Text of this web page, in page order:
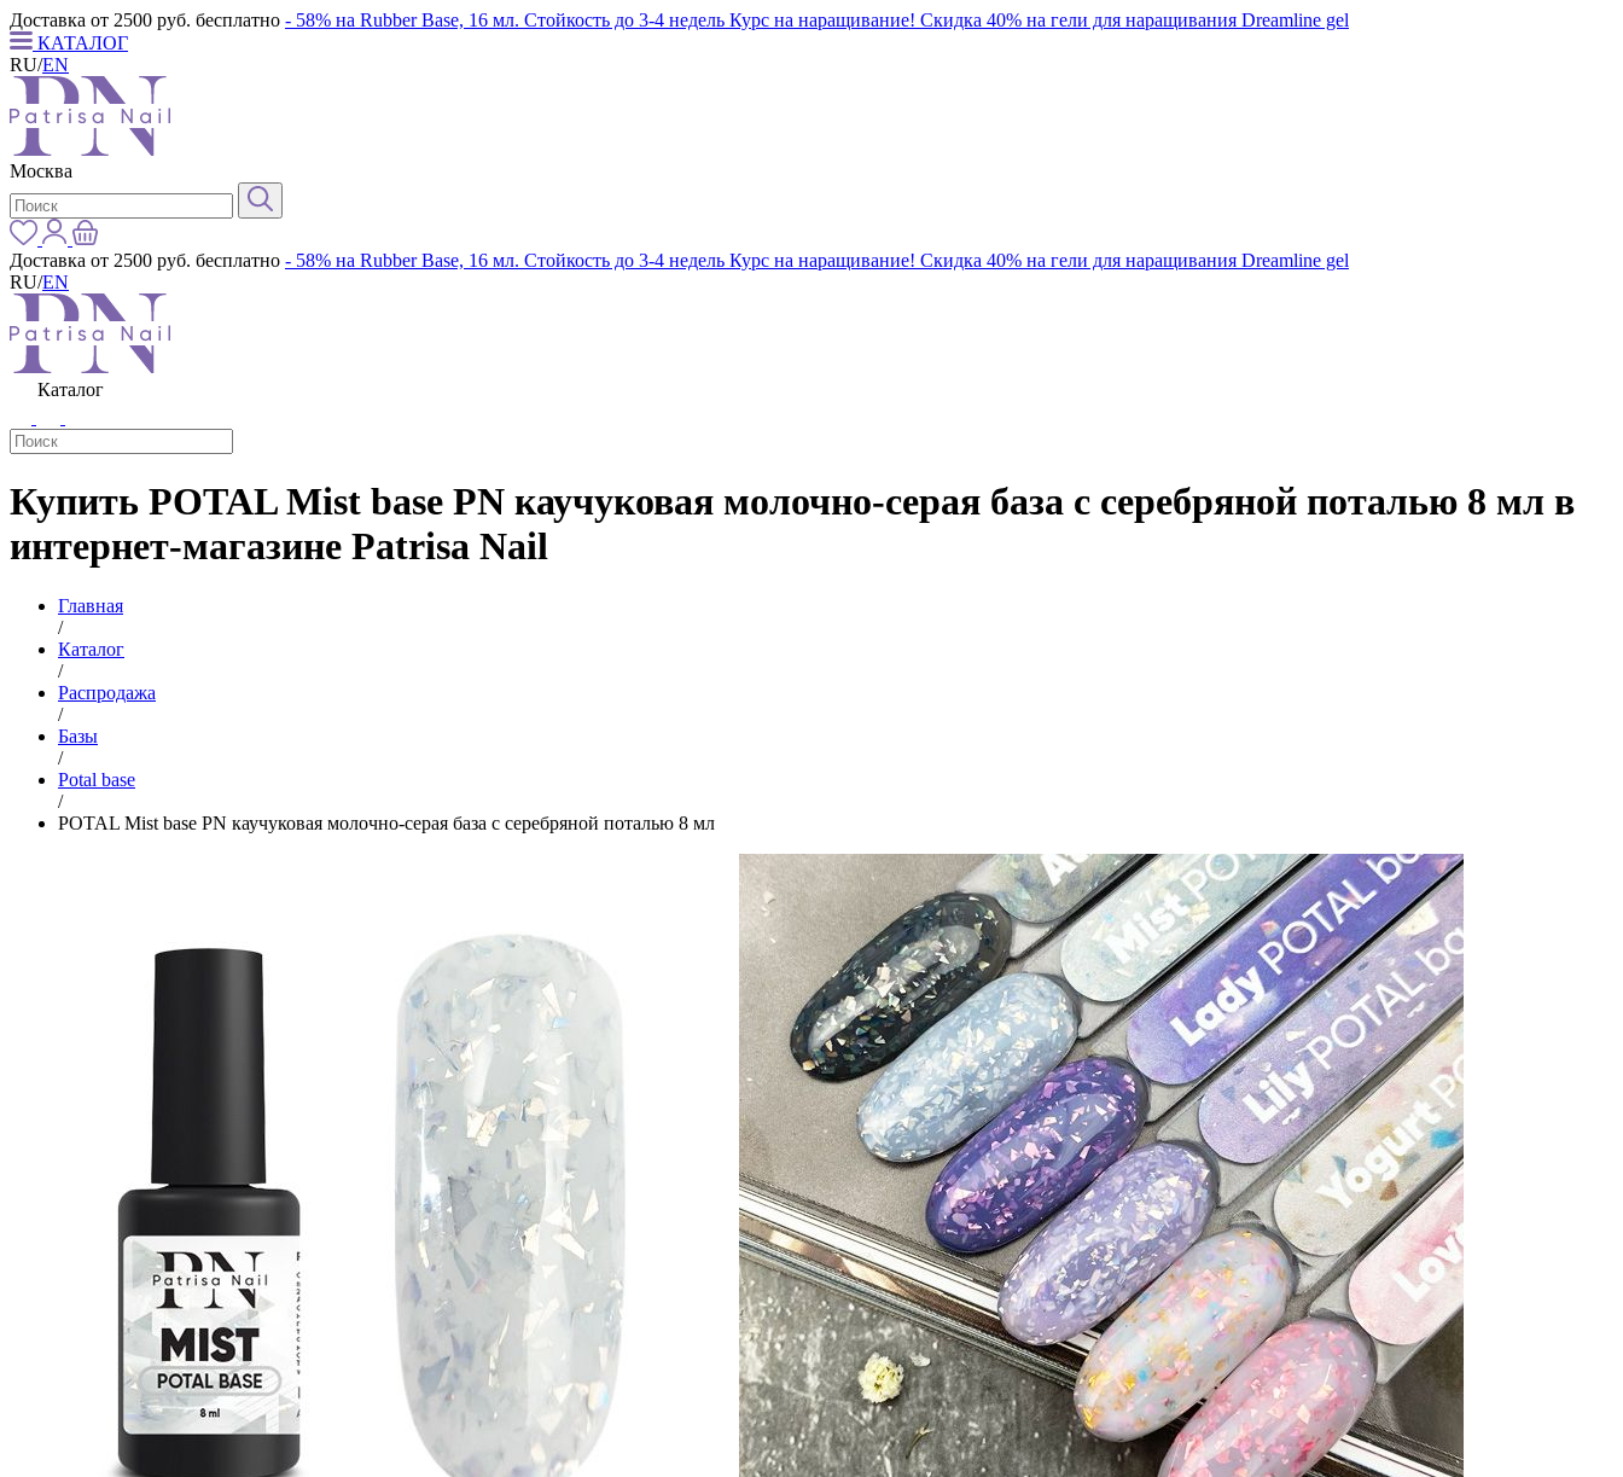
Доставка от 2500 руб. бесплатно - 58% на Rubber Base, 16 мл. Стойкость до 3-4 недель Курс на наращивание! Скидка 40% на гели для наращивания Dreamline gel
КАТАЛОГ
RU/EN
Москва
Доставка от 2500 руб. бесплатно - 58% на Rubber Base, 16 мл. Стойкость до 3-4 недель Курс на наращивание! Скидка 40% на гели для наращивания Dreamline gel
RU/EN
Каталог
Купить POTAL Mist base PN каучуковая молочно-серая база с серебряной поталью 8 мл в
интернет-магазине Patrisa Nail
Главная
/
Каталог
/
Распродажа
/
Базы
/
Potal base
/
POTAL Mist base PN каучуковая молочно-серая база с серебряной поталью 8 мл